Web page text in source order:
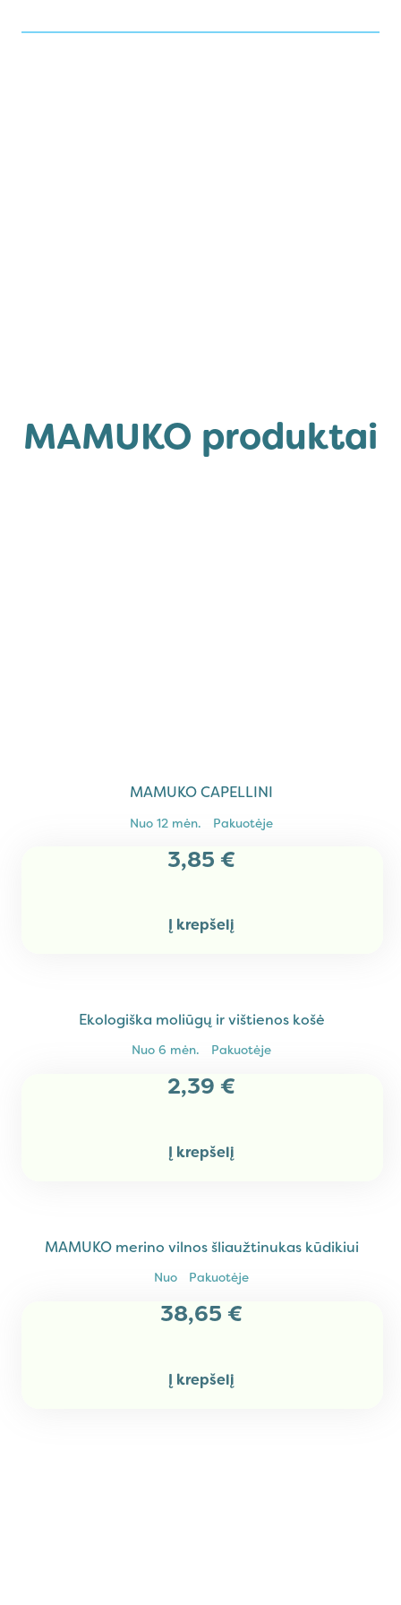
MAMUKO produktai
MAMUKO CAPELLINI
Nuo12 mėn. Pakuotėje
3,85 €
Į krepšelį
Ekologiška moliūgų ir vištienos košė
Nuo6 mėn. Pakuotėje
2,39 €
Į krepšelį
MAMUKO merino vilnos šliaužtinukas kūdikiui
Nuo Pakuotėje
38,65 €
Į krepšelį
NE, AČIŪ.